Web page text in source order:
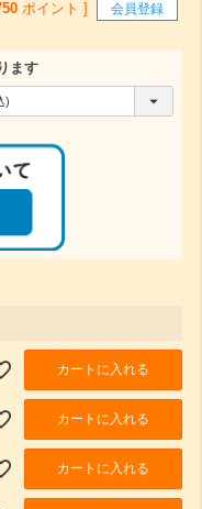
ポイント ] 会員登録
ます
カートに入れる
カートに入れる
カートに入れる